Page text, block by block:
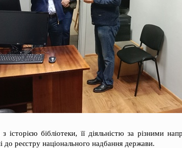
історією бібліотеки, її діяльністю за різними
до реєстру національного надбання держави.